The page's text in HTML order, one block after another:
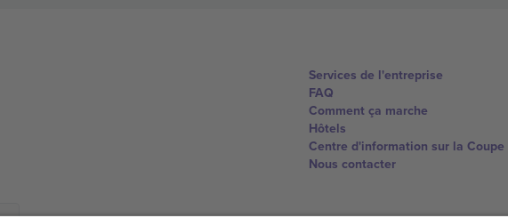
Services de l'entreprise
FAQ
Comment ça marche
Hôtels
Centre d'information sur la Coupe
Nous contacter